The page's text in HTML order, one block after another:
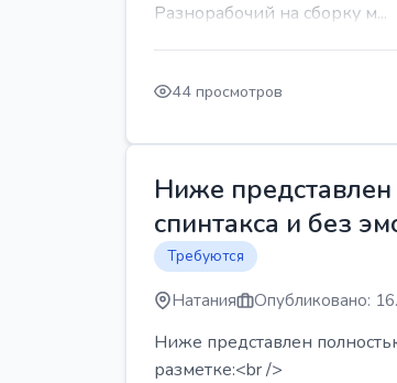
Разнорабочий на сборку м...
44 просмотров
Ниже
спинтакса и без
Требуются
Натания Опубликовано:
Ниже представлен
разметке:<br />